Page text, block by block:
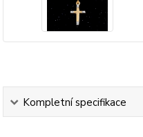
Kompletní specifikace